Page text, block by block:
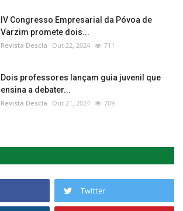
IV Congresso Empresarial da Póvoa de
Varzim promete dois...
Revista Descla Out 22, 2024 711
Dois professores lançam guia juvenil que
ensina a debater...
Revista Descla Out 21, 2024 709
Twitter